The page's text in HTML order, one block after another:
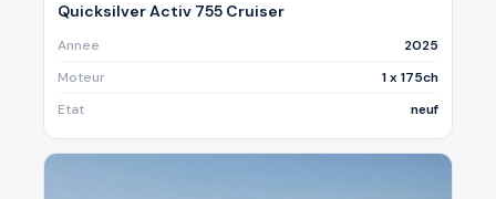
Quicksilver Activ 755 Cruiser
Annee
2025
Moteur
1 x 175ch
Etat
neuf